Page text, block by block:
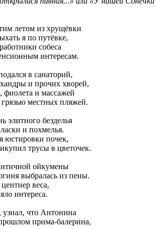
летом из хрущёвки
я по путёвке,
собеса
интересам.
в санаторий,
и прочих хворей,
фиолета и массажей
местных пляжей.
элитного безделья
и похмелья.
юстировки почек,
трусы в цветочек.
ойкумены
выбралась из пены.
веса,
интереса.
что Антонина
прима-балерина,